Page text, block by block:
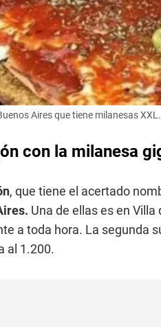
Aires que tiene milanesas XXL.
con la milanesa
, que tiene el acertado
Una de ellas es en
a toda hora. La segunda
al 1.200.